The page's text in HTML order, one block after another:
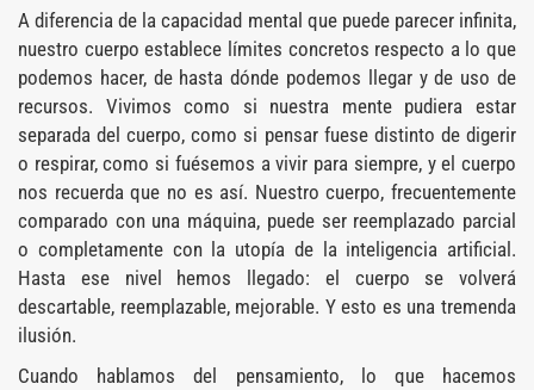
A diferencia de la capacidad mental que puede parecer infinita,
nuestro cuerpo establece límites concretos respecto a lo que
podemos hacer, de hasta dónde podemos llegar y de uso de
recursos. Vivimos como si nuestra mente pudiera estar
separada del cuerpo, como si pensar fuese distinto de digerir
o respirar, como si fuésemos a vivir para siempre, y el cuerpo
nos recuerda que no es así. Nuestro cuerpo, frecuentemente
comparado con una máquina, puede ser reemplazado parcial
o completamente con la utopía de la inteligencia artificial.
Hasta ese nivel hemos llegado: el cuerpo se volverá
descartable, reemplazable, mejorable. Y esto es una tremenda
ilusión.
Cuando hablamos del pensamiento, lo que hacemos